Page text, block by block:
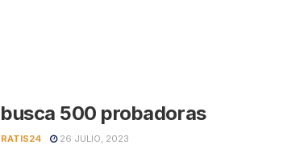
500 probadoras
26 JULIO, 2023